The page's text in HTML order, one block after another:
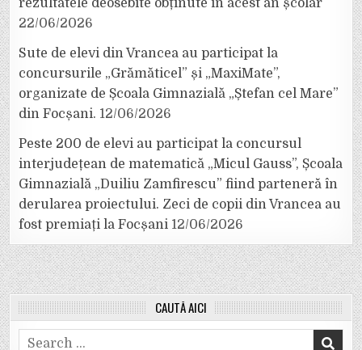
rezultatele deosebite obținute în acest an școlar
22/06/2026
Sute de elevi din Vrancea au participat la
concursurile „Grămăticel” și „MaxiMate”,
organizate de Școala Gimnazială „Ștefan cel Mare”
din Focșani. 12/06/2026
Peste 200 de elevi au participat la concursul
interjudețean de matematică „Micul Gauss”, Școala
Gimnazială „Duiliu Zamfirescu” fiind parteneră în
derularea proiectului. Zeci de copii din Vrancea au
fost premiați la Focșani 12/06/2026
CAUTĂ AICI
Search